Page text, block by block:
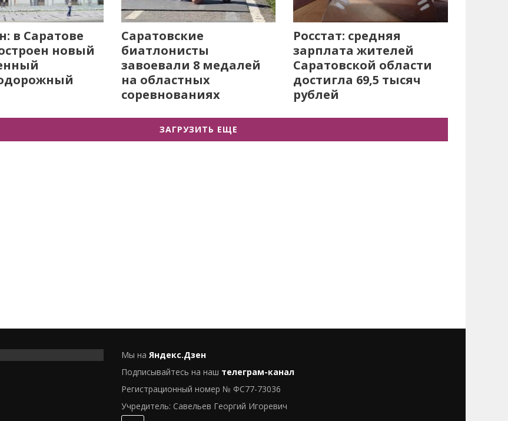
в Саратове
новый
Саратовские
биатлонисты
завоевали 8 медалей
на областных
соревнованиях
Росстат: средняя
зарплата жителей
Саратовской области
достигла 69,5 тысяч
рублей
ЗАГРУЗИТЬ ЕЩЕ
Мы на Яндекс.Дзен
Подписывайтесь на наш телеграм-канал
Регистрационный номер № ФС77-73036
Учредитель: Савельев Георгий Игоревич